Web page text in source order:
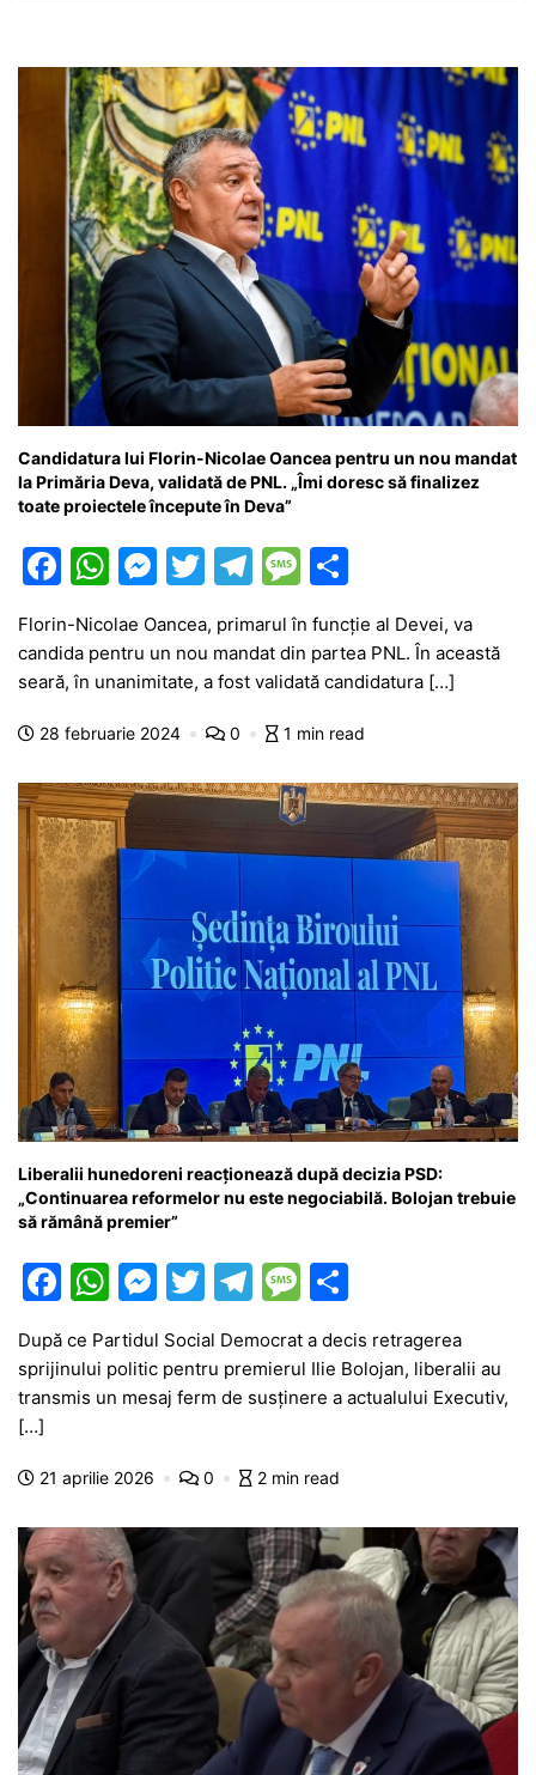
Candidatura lui Florin-Nicolae Oancea pentru un nou mandat
la Primăria Deva, validată de PNL. „Îmi doresc să finalizez
toate proiectele începute în Deva”
F
c
e
b
o
o
k
W
at
s
A
p
p
M
s
s
e
g
T
itt
er
T
e
gr
a
m
M
e
s
s
a
e
ar
ta
je
a
z
ă
Florin-Nicolae Oancea, primarul în funcție al Devei, va
candida pentru un nou mandat din partea PNL. În această
seară, în unanimitate, a fost validată candidatura […]
28 februarie 2024 0 1 min read
Liberalii hunedoreni reacționează după decizia PSD:
„Continuarea reformelor nu este negociabilă. Bolojan trebuie
să rămână premier”
F
c
e
o
k
W
h
at
s
p
M
s
s
n
er
T
itt
er
T
e
gr
m
M
s
s
g
ar
ta
je
După ce Partidul Social Democrat a decis retragerea
sprijinului politic pentru premierul Ilie Bolojan, liberalii au
transmis un mesaj ferm de susținere a actualului Executiv,
[…]
21 aprilie 2026 0 2 min read